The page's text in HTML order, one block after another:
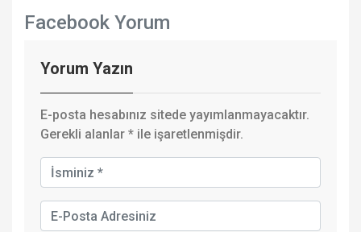
Facebook Yorum
Yorum Yazın
E-posta hesabınız sitede yayımlanmayacaktır.
Gerekli alanlar * ile işaretlenmişdir.